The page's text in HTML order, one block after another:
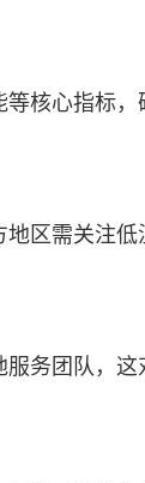
核心指标，
区需关注低
务团队，这